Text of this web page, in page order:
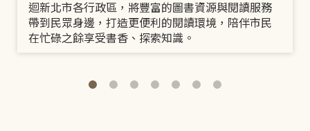
迴新北市各行政區，將豐富的圖書資源與閱讀服務
帶到民眾身邊，打造更便利的閱讀環境，陪伴市民
在忙碌之餘享受書香、探索知識。